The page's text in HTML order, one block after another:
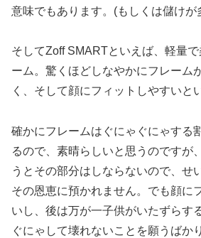
意味でもあります。(もしくは儲けが
そしてZoff SMARTといえば、軽量
ーム。驚くほどしなやかにフレーム
く、そして顔にフィットしやすいと
確かにフレームはぐにゃぐにゃする
るので、素晴らしいと思うのですが
うとその部分はしならないので、せ
その恩恵に預かれません。でも顔に
いし、後は万が一子供がいたずらす
ぐにゃして壊れないことを願うばか